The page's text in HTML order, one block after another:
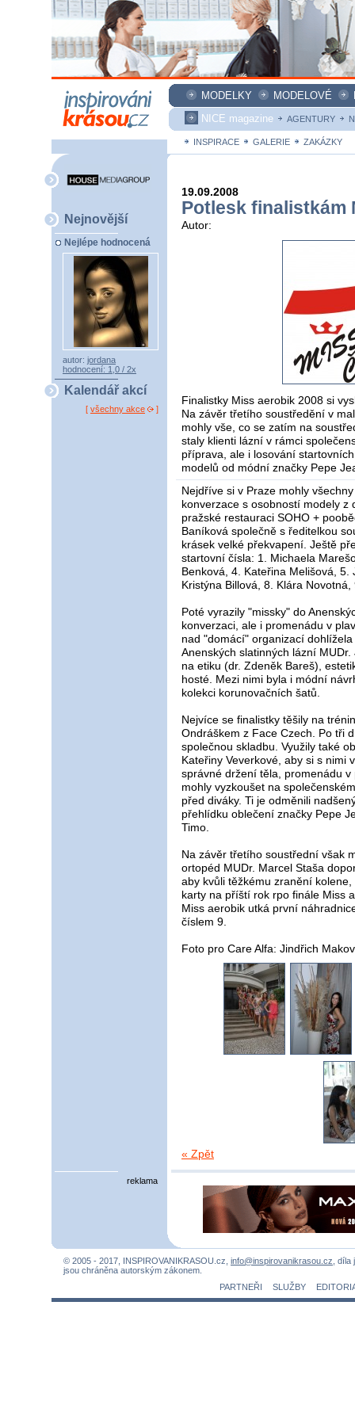
MODELKY MODELOVÉ
NICE magazine
AGENTURY
INSPIRACE GALERIE ZAKÁZKY
Nejnovější
Nejlépe hodnocená
autor: jordana
hodnocení: 1,0 / 2x
Kalendář akcí
[ všechny akce ]
19.09.2008
Potlesk finalistkám
Autor:
Finalistky Miss aerobik 2008 si
Na závěr třetího soustředění v
mohly vše, co se zatím na
staly klienti lázní v rámci
příprava, ale i losování
modelů od módní značky Pepe
Nejdříve si v Praze mohly
konverzace s osobností modely z
pražské restauraci SOHO +
Baníková společně s ředitelkou
krásek velké překvapení. Ještě
startovní čísla: 1. Michaela
Benková, 4. Kateřina Melišová,
Kristýna Billová, 8. Klára
Poté vyrazily "missky" do
konverzaci, ale i promenádu v
nad "domácí" organizací
Anenských slatinných lázní
na etiku (dr. Zdeněk Bareš),
hosté. Mezi nimi byla i módní
kolekci korunovačních šatů.
Nejvíce se finalistky těšily na
Ondráškem z Face Czech. Po tři
společnou skladbu. Využily také
Kateřiny Veverkové, aby si s nimi
správné držení těla, promenádu
mohly vyzkoušet na
před diváky. Ti je odměnili
přehlídku oblečení značky Pepe
Timo.
Na závěr třetího soustřední však
ortopéd MUDr. Marcel Staša
aby kvůli těžkému zranění
karty na příští rok rpo finále Miss
Miss aerobik utká první
číslem 9.
Foto pro Care Alfa: Jindřich
« Zpět
reklama
© 2005 - 2017, INSPIROVANIKRASOU.cz, info@inspirovanikrasou.cz ,
jsou chráněna autorským zákonem.
PARTNEŘI
SLUŽBY